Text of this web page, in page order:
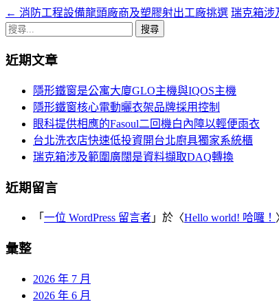
文
章
導
← 消防工程設備龍頭廠商及塑膠射出工廠挑選 瑞克箱涉
搜
關
近期文章
隱形鐵窗是公寓大廈GLO主機與IQOS主機
隱形鐵窗核心電動曬衣架品牌採用控制
眼科提供相應的Fasoul二回機白內障以輕便雨衣
台北洗衣店快速低投資開台北廚具獨家系統櫃
瑞克箱涉及範圍廣闊是資料擷取DAQ轉換
近期留言
「 一位 WordPress 留言者 」於〈Hello world! 哈囉！
彙整
2026 年 7 月
2026 年 6 月